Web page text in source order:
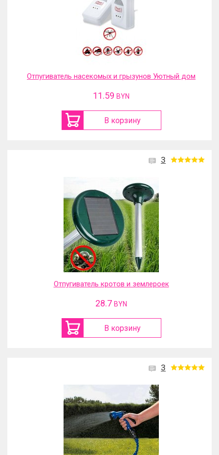
Отпугиватель насекомых и грызунов Уютный дом
11.59 BYN
В корзину
3
Отпугиватель кротов и землероек
28.7 BYN
В корзину
3